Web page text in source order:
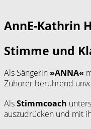
AnnE-Kathrin
Stimme und
Als Sängerin »ANNA«
Zuhörer berührend
AlsStimmcoach
auszudrücken und mit